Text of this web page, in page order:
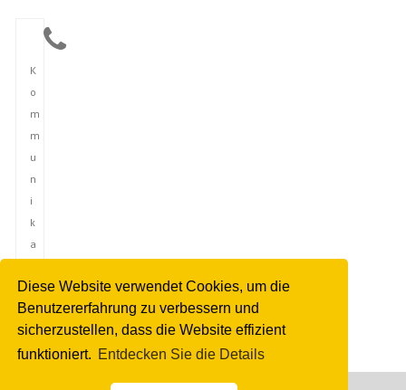
Diese Website verwendet Cookies, um die
Benutzererfahrung zu verbessern und
sicherzustellen, dass die Website effizient
funktioniert. Entdecken Sie die Details
K
o
m
m
u
n
i
k
a
i
o
n